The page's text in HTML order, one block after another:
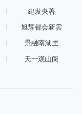
建发央著
旭辉都会新雲
景融南湖里
天一观山阅